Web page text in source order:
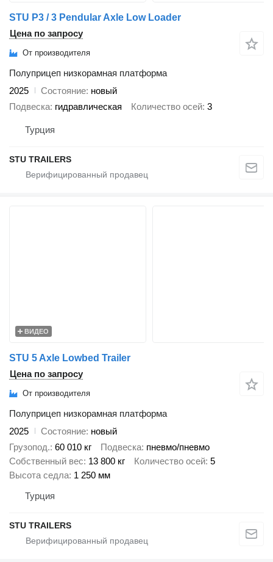
STU P3 / 3 Pendular Axle Low Loader
Цена по запросу
От производителя
Полуприцеп низкорамная платформа
2025
Состояние новый
Подвеска гидравлическая Количество осей 3
Турция
STU TRAILERS
ВИДЕО
STU 5 Axle Lowbed Trailer
Цена по запросу
От производителя
Полуприцеп низкорамная платформа
2025
Состояние новый
Грузопод. 60 010 кг Подвеска пневмо/пневмо
Собственный вес 13 800 кг Количество осей 5
Высота седла 1 250 мм
Турция
STU TRAILERS